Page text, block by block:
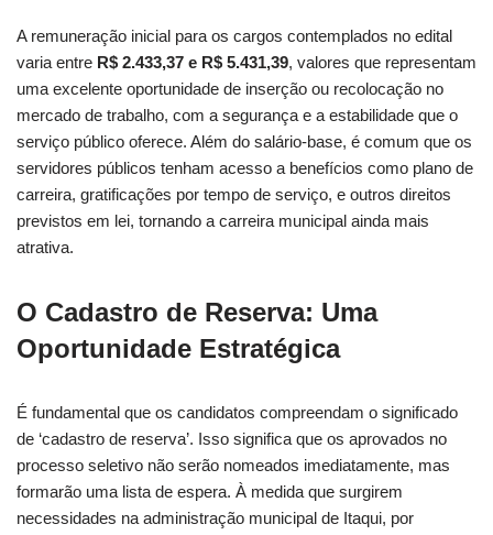
A remuneração inicial para os cargos contemplados no edital
varia entre R$ 2.433,37 e R$ 5.431,39, valores que representam
uma excelente oportunidade de inserção ou recolocação no
mercado de trabalho, com a segurança e a estabilidade que o
serviço público oferece. Além do salário-base, é comum que os
servidores públicos tenham acesso a benefícios como plano de
carreira, gratificações por tempo de serviço, e outros direitos
previstos em lei, tornando a carreira municipal ainda mais
atrativa.
O Cadastro de Reserva: Uma
Oportunidade Estratégica
É fundamental que os candidatos compreendam o significado
de ‘cadastro de reserva’. Isso significa que os aprovados no
processo seletivo não serão nomeados imediatamente, mas
formarão uma lista de espera. À medida que surgirem
necessidades na administração municipal de Itaqui, por